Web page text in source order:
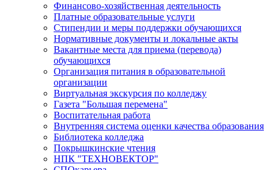
Финансово-хозяйственная деятельность
Платные образовательные услуги
Стипендии и меры поддержки обучающихся
Нормативные документы и локальные акты
Вакантные места для приема (перевода)
обучающихся
Организация питания в образовательной
организации
Виртуальная экскурсия по колледжу
Газета "Большая перемена"
Воспитательная работа
Внутренняя система оценки качества образования
Библиотека колледжа
Покрышкинские чтения
НПК "ТЕХНОВЕКТОР"